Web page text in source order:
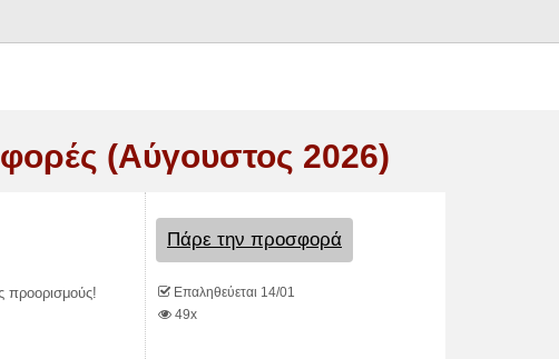
(Αύγουστος 2026)
προορισμούς!
Πάρε την προσφορά
Επαληθεύεται 14/01
49x